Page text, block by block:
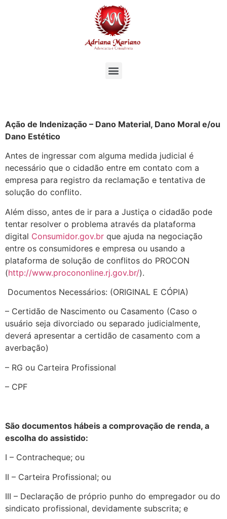
Ação de Indenização – Dano Material, Dano Moral e/ou
Dano Estético
Antes de ingressar com alguma medida judicial é
necessário que o cidadão entre em contato com a
empresa para registro da reclamação e tentativa de
solução do conflito.
Além disso, antes de ir para a Justiça o cidadão pode
tentar resolver o problema através da plataforma
digital Consumidor.gov.br que ajuda na negociação
entre os consumidores e empresa ou usando a
plataforma de solução de conflitos do PROCON
(http://www.procononline.rj.gov.br/).
Documentos Necessários: (ORIGINAL E CÓPIA)
– Certidão de Nascimento ou Casamento (Caso o
usuário seja divorciado ou separado judicialmente,
deverá apresentar a certidão de casamento com a
averbação)
– RG ou Carteira Profissional
– CPF
São documentos hábeis a comprovação de renda, a
escolha do assistido:
I – Contracheque; ou
II – Carteira Profissional; ou
III – Declaração de próprio punho do empregador ou do
sindicato profissional, devidamente subscrita; e